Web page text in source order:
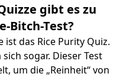
gibt es zu
Bitch-Test?
ist das Rice Purity Quiz.
sogar. Dieser Test
um die „Reinheit“ von